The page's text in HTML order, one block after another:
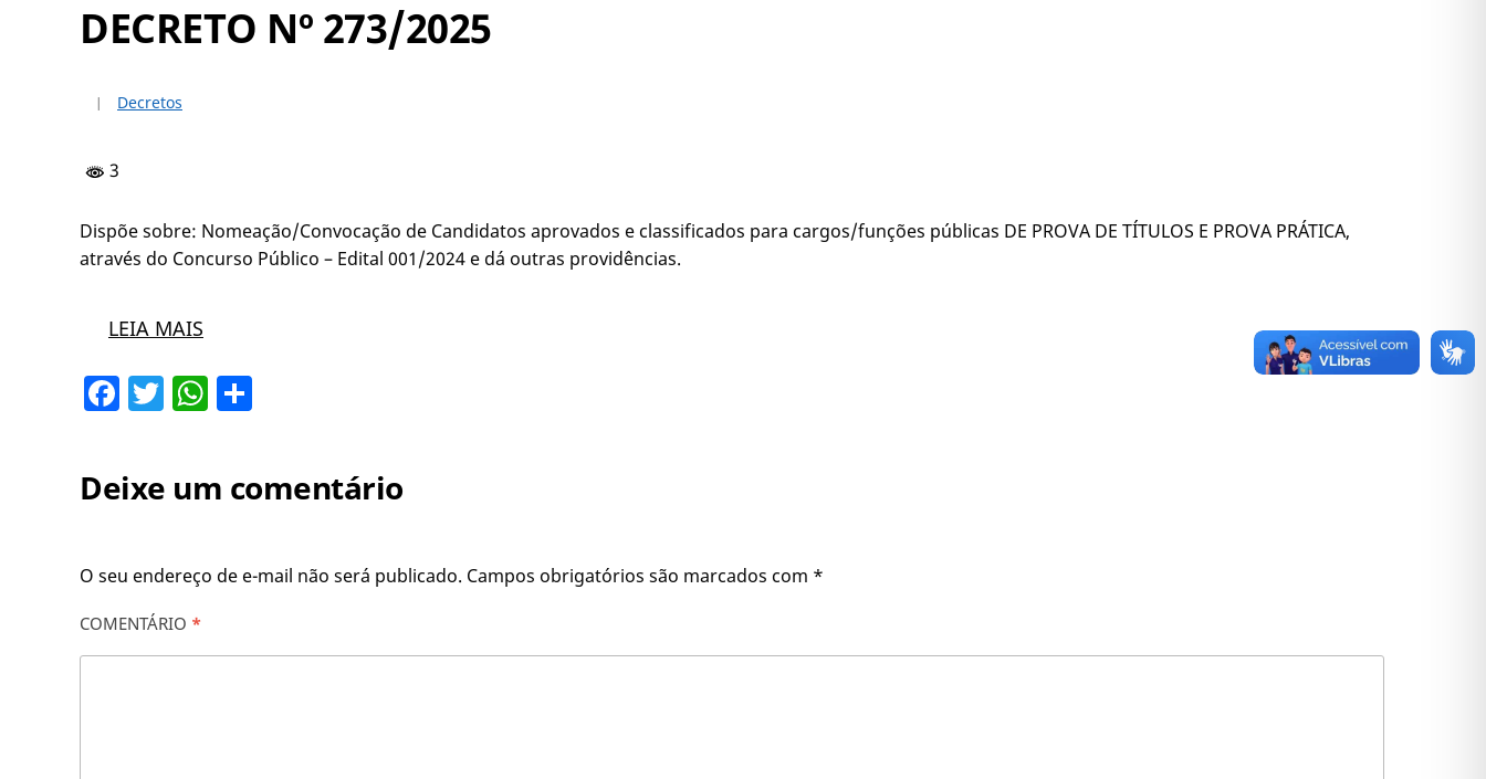
DECRETO Nº 273/2025
Decretos
3
Dispõe sobre: Nomeação/Convocação de Candidatos aprovados e classificados para cargos/funções públicas DE PROVA DE TÍTULOS E PROVA PRÁTICA,
através do Concurso Público – Edital 001/2024 e dá outras providências.
LEIA MAIS
Facebook
TwitterWhatsApp
Deixe um comentário
O seu endereço de e-mail não será publicado. Campos obrigatórios são marcados com *
COMENTÁRIO *